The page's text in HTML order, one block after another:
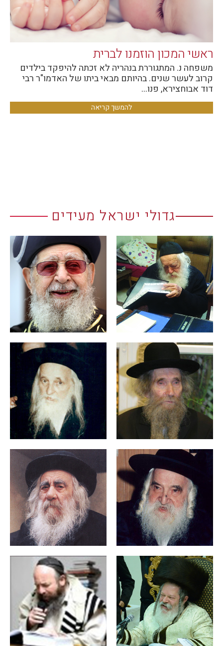
ראשי המכון הוזמנו לברית
משפחה נ. המתגוררת בנהריה לא זכתה להיפקד בילדים
קרוב לעשר שנים. בהיותם מבאי ביתו של האדמו"ר רבי
דוד אבוחצירא, פנו…
להמשך קריאה
גדולי ישראל מעידים​